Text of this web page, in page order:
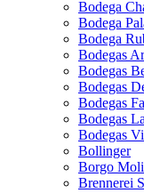
Bodega
Bodega
Bodega
Bodegas
Bodegas
Bodegas
Bodegas
Bodegas
Bodegas
Bollinger
Borgo
Brennerei